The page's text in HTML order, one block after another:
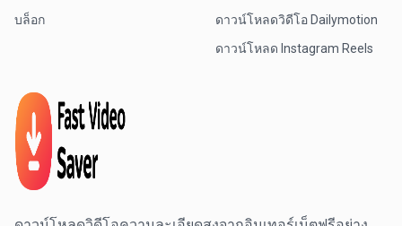
บล็อก
ดาวน์โหลดวิดีโอ Dailymotion
ดาวน์โหลด Instagram Reels